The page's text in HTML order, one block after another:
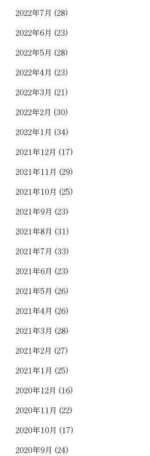
2022年7月 (28)
2022年6月 (23)
2022年5月 (28)
2022年4月 (23)
2022年3月 (21)
2022年2月 (30)
2022年1月 (34)
2021年12月 (17)
2021年11月 (29)
2021年10月 (25)
2021年9月 (23)
2021年8月 (31)
2021年7月 (33)
2021年6月 (23)
2021年5月 (26)
2021年4月 (26)
2021年3月 (28)
2021年2月 (27)
2021年1月 (25)
2020年12月 (16)
2020年11月 (22)
2020年10月 (17)
2020年9月 (24)